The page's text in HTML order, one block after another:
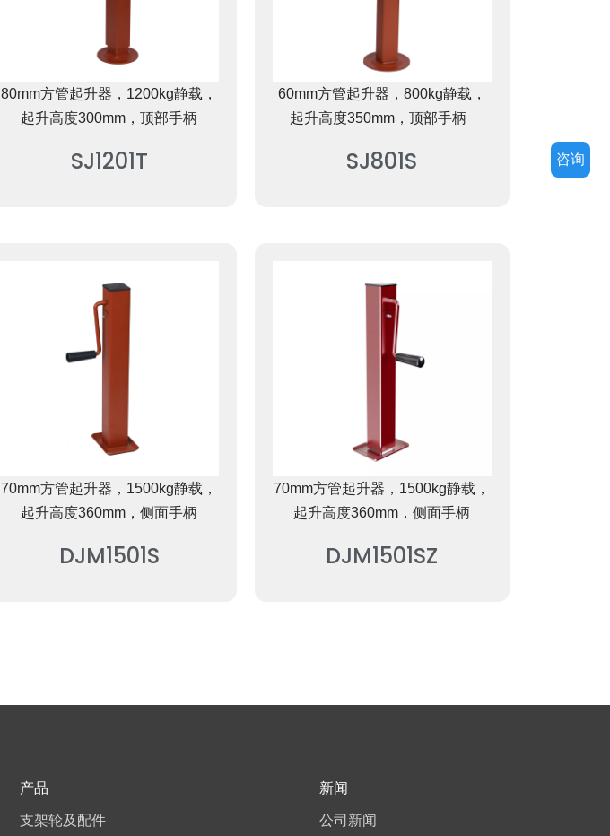
80mm方管起升器，1200kg静载，
起升高度300mm，顶部手柄
SJ1201T
60mm方管起升器，800kg静载，
起升高度350mm，顶部手柄
SJ801S
70mm方管起升器，1500kg静载，
起升高度360mm，侧面手柄
DJM1501S
70mm方管起升器，1500kg静载，
起升高度360mm，侧面手柄
DJM1501SZ
产品
支架轮及配件
新闻
公司新闻
咨询